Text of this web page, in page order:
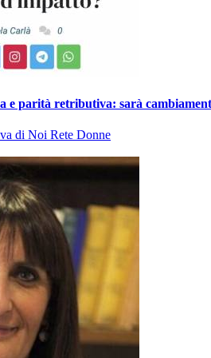
e parità retributiva: sarà
di Noi Rete Donne